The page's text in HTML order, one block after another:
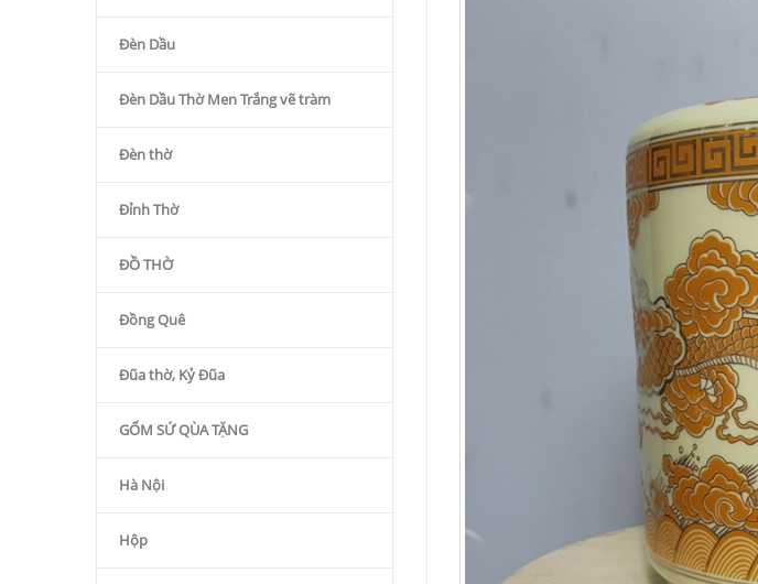
Đèn Dầu
Đèn Dầu Thờ Men Trắng vẽ tràm
Đèn thờ
Đỉnh Thờ
ĐỒ THỜ
Đồng Quê
Đũa thờ, Kỷ Đũa
GỐM SỨ QÙA TẶNG
Hà Nội
Hộp